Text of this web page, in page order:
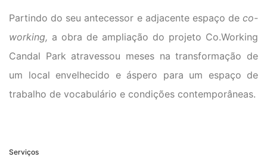
Partindo do seu antecessor e adjacente espaço de co-
working, a obra de ampliação do projeto Co.Working
Candal Park atravessou meses na transformação de
um local envelhecido e áspero para um espaço de
trabalho de vocabulário e condições contemporâneas.
Serviços